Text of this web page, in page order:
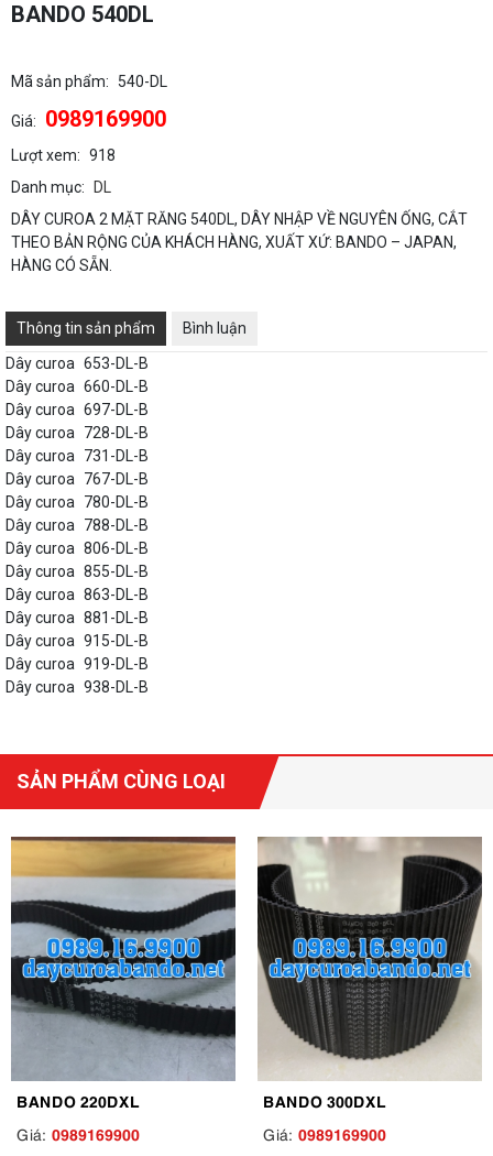
BANDO 540DL
Mã sản phẩm: 540-DL
Giá: 0989169900
Lượt xem: 918
Danh mục:
DL
DÂY CUROA 2 MẶT RĂNG 540DL, DÂY NHẬP VỀ NGUYÊN ỐNG, CẮT
THEO BẢN RỘNG CỦA KHÁCH HÀNG, XUẤT XỨ: BANDO – JAPAN,
HÀNG CÓ SẴN.
Thông tin sản phẩm
Bình luận
Dây curoa 653-DL-B
Dây curoa 660-DL-B
Dây curoa 697-DL-B
Dây curoa 728-DL-B
Dây curoa 731-DL-B
Dây curoa 767-DL-B
Dây curoa 780-DL-B
Dây curoa 788-DL-B
Dây curoa 806-DL-B
Dây curoa 855-DL-B
Dây curoa 863-DL-B
Dây curoa 881-DL-B
Dây curoa 915-DL-B
Dây curoa 919-DL-B
Dây curoa 938-DL-B
SẢN PHẨM CÙNG LOẠI
BANDO 220DXL
Giá: 0989169900
BANDO 300DXL
Giá: 0989169900